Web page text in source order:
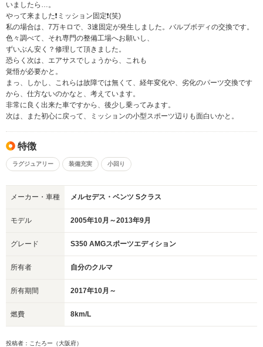
いましたら…。
やって来ました❗ミッション固定❗(笑)
私の場合は、7万キロで、3速固定が発生しました。バルブボディの交換です。
色々調べて、それ専門の整備工場へお願いし、
ずいぶん安く？修理して頂きました。
恐らく次は、エアサスでしょうから、これも
覚悟が必要かと。
まっ、しかし、これらは故障では無くて、経年変化や、劣化のパーツ交換です
から、仕方ないのかなと、考えています。
非常に良く出来た車ですから、後少し乗ってみます。
次は、また初心に戻って、ミッションの小型スポーツ辺りも面白いかと。
特徴
ラグジュアリー 装備充実 小回り
メーカー・車種 メルセデス・ベンツ Sクラス
モデル 2005年10月～2013年9月
グレード S350 AMGスポーツエディション
所有者 自分のクルマ
所有期間 2017年10月～
燃費 8km/L
投稿者：こたろー（大阪府）